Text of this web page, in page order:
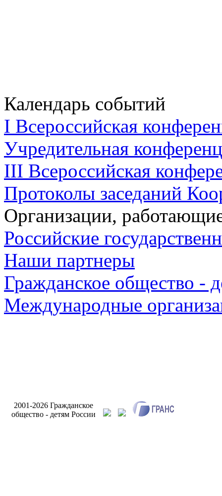
Календарь событий
I Всероссийская
Учредительная
III Всероссийская
Протоколы заседаний
Организации,
Российские
Наши партнеры
Гражданское общество -
Международные
2001-2026 Гражданское
общество - детям России